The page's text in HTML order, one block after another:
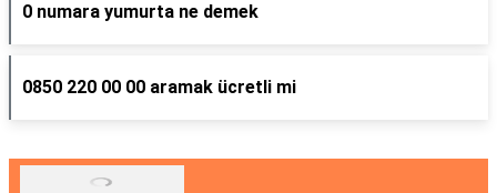
0 numara yumurta ne demek
0850 220 00 00 aramak ücretli mi